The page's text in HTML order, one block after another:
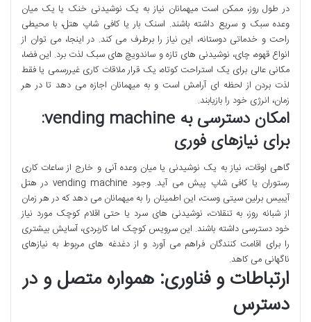
در طول روز، ممکن است میهمانان نیاز به یک نوشیدنی خنک یا یک میان
وعده سبک و سریع داشته باشند. اسنک بار یا کافی شاپ هتل، با محیطی
راحت و خدماتی دوستانه، این نیاز را برطرف می کند. در اینجا، می توان از
انواع قهوه، چای، نوشیدنی های تازه و ساندویچ های سبک لذت برد. این فضا،
مکانی عالی برای یک استراحت کوتاه، یک قرار ملاقات کاری غیررسمی یا فقط
لذت بردن از لحظه ای آرامش است و به میهمانان اجازه می دهد تا در هر
زمان، انرژی خود را بازیابند.
امکان دسترسی به vending machine:
برای نیازهای فوری
گاهی اوقات، نیاز به یک نوشیدنی یا میان وعده آنی و خارج از ساعات کاری
رستوران یا کافی شاپ پیش می آید. وجود vending machine در هتل
آیبیس برلین سیتی وست، این اطمینان را به میهمانان می دهد که در هر زمان
از شبانه روز، به تنقلات، نوشیدنی های سرد یا حتی اقلام کوچک مورد نیاز
خود دسترسی داشته باشند. این سرویس کوچک اما کاربردی، آسایش بیشتری
را برای اقامت کنندگان فراهم می آورد و از دغدغه های مربوط به نیازهای
ناگهانی می کاهد.
ارتباطات و فناوری: همواره متصل و در
دسترس